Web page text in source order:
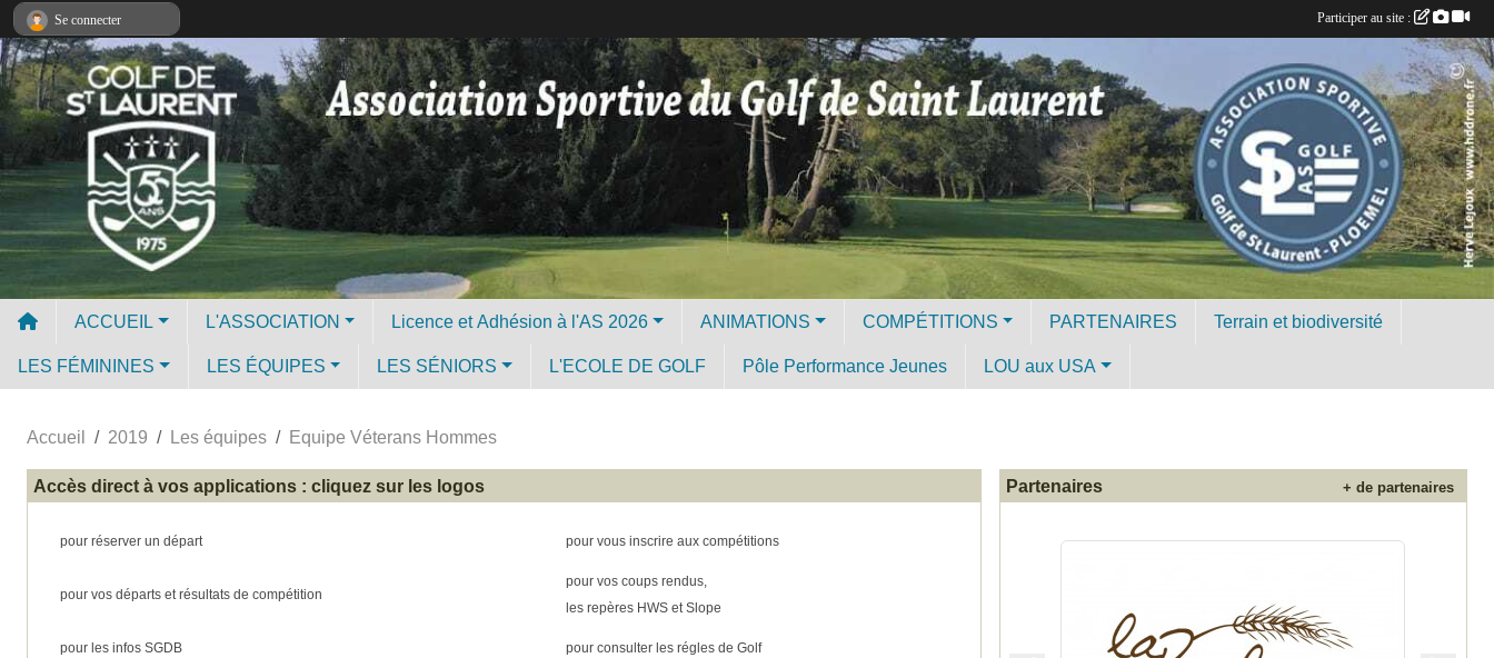
ACCUEIL L'ASSOCIATION Licence et Adhésion à l'AS 2026 ANIMATIONS COMPÉTITIONS PARTENAIRES Terrain et biodiversité
LES FÉMININES LES ÉQUIPES LES SÉNIORS L'ECOLE DE GOLF Pôle Performance Jeunes LOU aux USA
Accueil 2019 Les équipes Equipe Véterans Hommes
Accès direct à vos applications : cliquez sur les logos
pour réserver un départ pour vous inscrire aux compétitions
pour vos départs et résultats de compétition
pour vos coups rendus,
les repères HWS et Slope
pour les infos SGDB pour consulter les régles de Golf
Partenaires + de partenaires
Se connecter Participer au site :
Panneau de gestion des cookies